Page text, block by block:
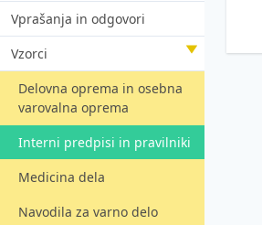
Vprašanja in odgovori
Vzorci
Delovna oprema in osebna
varovalna oprema
Interni predpisi in pravilniki
Medicina dela
Navodila za varno delo